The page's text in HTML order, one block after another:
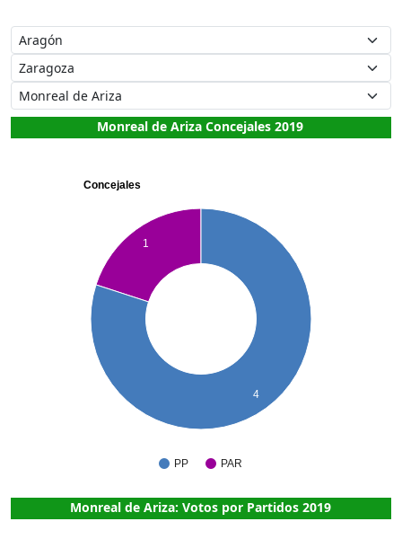
Monreal de Ariza Concejales 2019
Concejales
PP PAR
1
4
Monreal de Ariza: Votos por Partidos 2019